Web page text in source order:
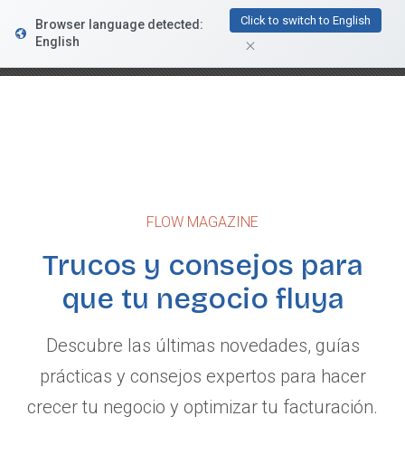
FacturaDirecta
Browser language detected:
English
Click to switch to English
FLOW MAGAZINE
Trucos y consejos para
que tu negocio fluya
Descubre las últimas novedades, guías
prácticas y consejos expertos para hacer
crecer tu negocio y optimizar tu facturación.